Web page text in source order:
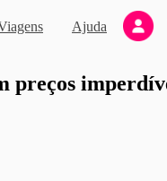
Ajuda
preços